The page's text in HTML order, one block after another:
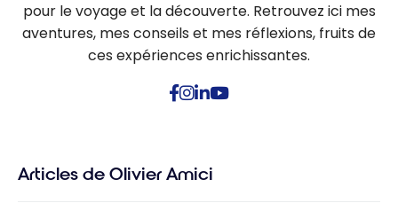
pour le voyage et la découverte. Retrouvez ici mes
aventures, mes conseils et mes réflexions, fruits de
ces expériences enrichissantes.
Articles de Olivier Amici